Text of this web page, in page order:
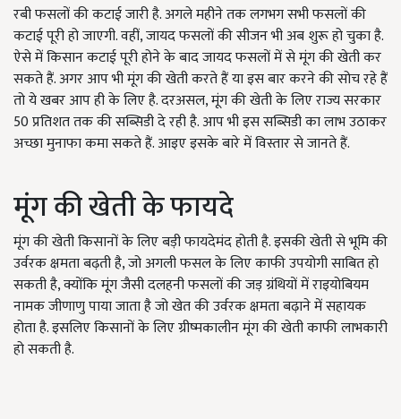
रबी फसलों की कटाई जारी है. अगले महीने तक लगभग सभी फसलों की
कटाई पूरी हो जाएगी. वहीं, जायद फसलों की सीजन भी अब शुरू हो चुका है.
ऐसे में किसान कटाई पूरी होने के बाद जायद फसलों में से मूंग की खेती कर
सकते हैं. अगर आप भी मूंग की खेती करते हैं या इस बार करने की सोच रहे हैं
तो ये खबर आप ही के लिए है. दरअसल, मूंग की खेती के लिए राज्य सरकार
50 प्रतिशत तक की सब्सिडी दे रही है. आप भी इस सब्सिडी का लाभ उठाकर
अच्छा मुनाफा कमा सकते हैं. आइए इसके बारे में विस्तार से जानते हैं.
मूंग की खेती के फायदे
मूंग की खेती किसानों के लिए बड़ी फायदेमंद होती है. इसकी खेती से भूमि की
उर्वरक क्षमता बढ़ती है, जो अगली फसल के लिए काफी उपयोगी साबित हो
सकती है, क्योंकि मूंग जैसी दलहनी फसलों की जड़ ग्रंथियों में राइयोबियम
नामक जीणाणु पाया जाता है जो खेत की उर्वरक क्षमता बढ़ाने में सहायक
होता है. इसलिए किसानों के लिए ग्रीष्मकालीन मूंग की खेती काफी लाभकारी
हो सकती है.